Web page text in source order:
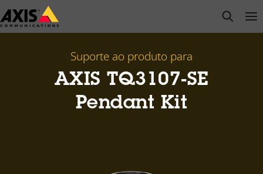
Pular
para
open
Suporte ao produto para
AXIS TQ3107-SE
Pendant Kit